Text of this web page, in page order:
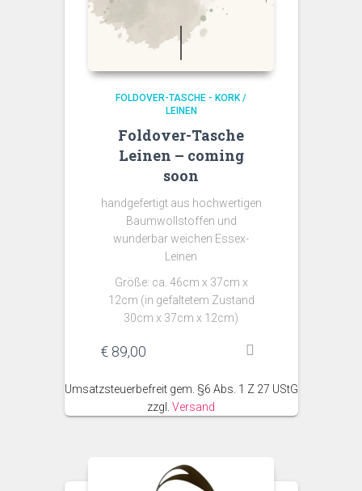
FOLDOVER-TASCHE - KORK /
LEINEN
Foldover-Tasche
Leinen – coming
soon
handgefertigt aus hochwertigen
Baumwollstoffen und
wunderbar weichen Essex-
Leinen
Größe: ca. 46cm x 37cm x
12cm (in gefaltetem Zustand
30cm x 37cm x 12cm)
€ 89,00
Umsatzsteuerbefreit gem. §6 Abs. 1 Z 27 UStG
zzgl. Versand